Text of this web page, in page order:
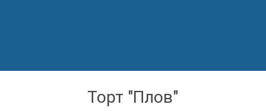
Торт "Плов"